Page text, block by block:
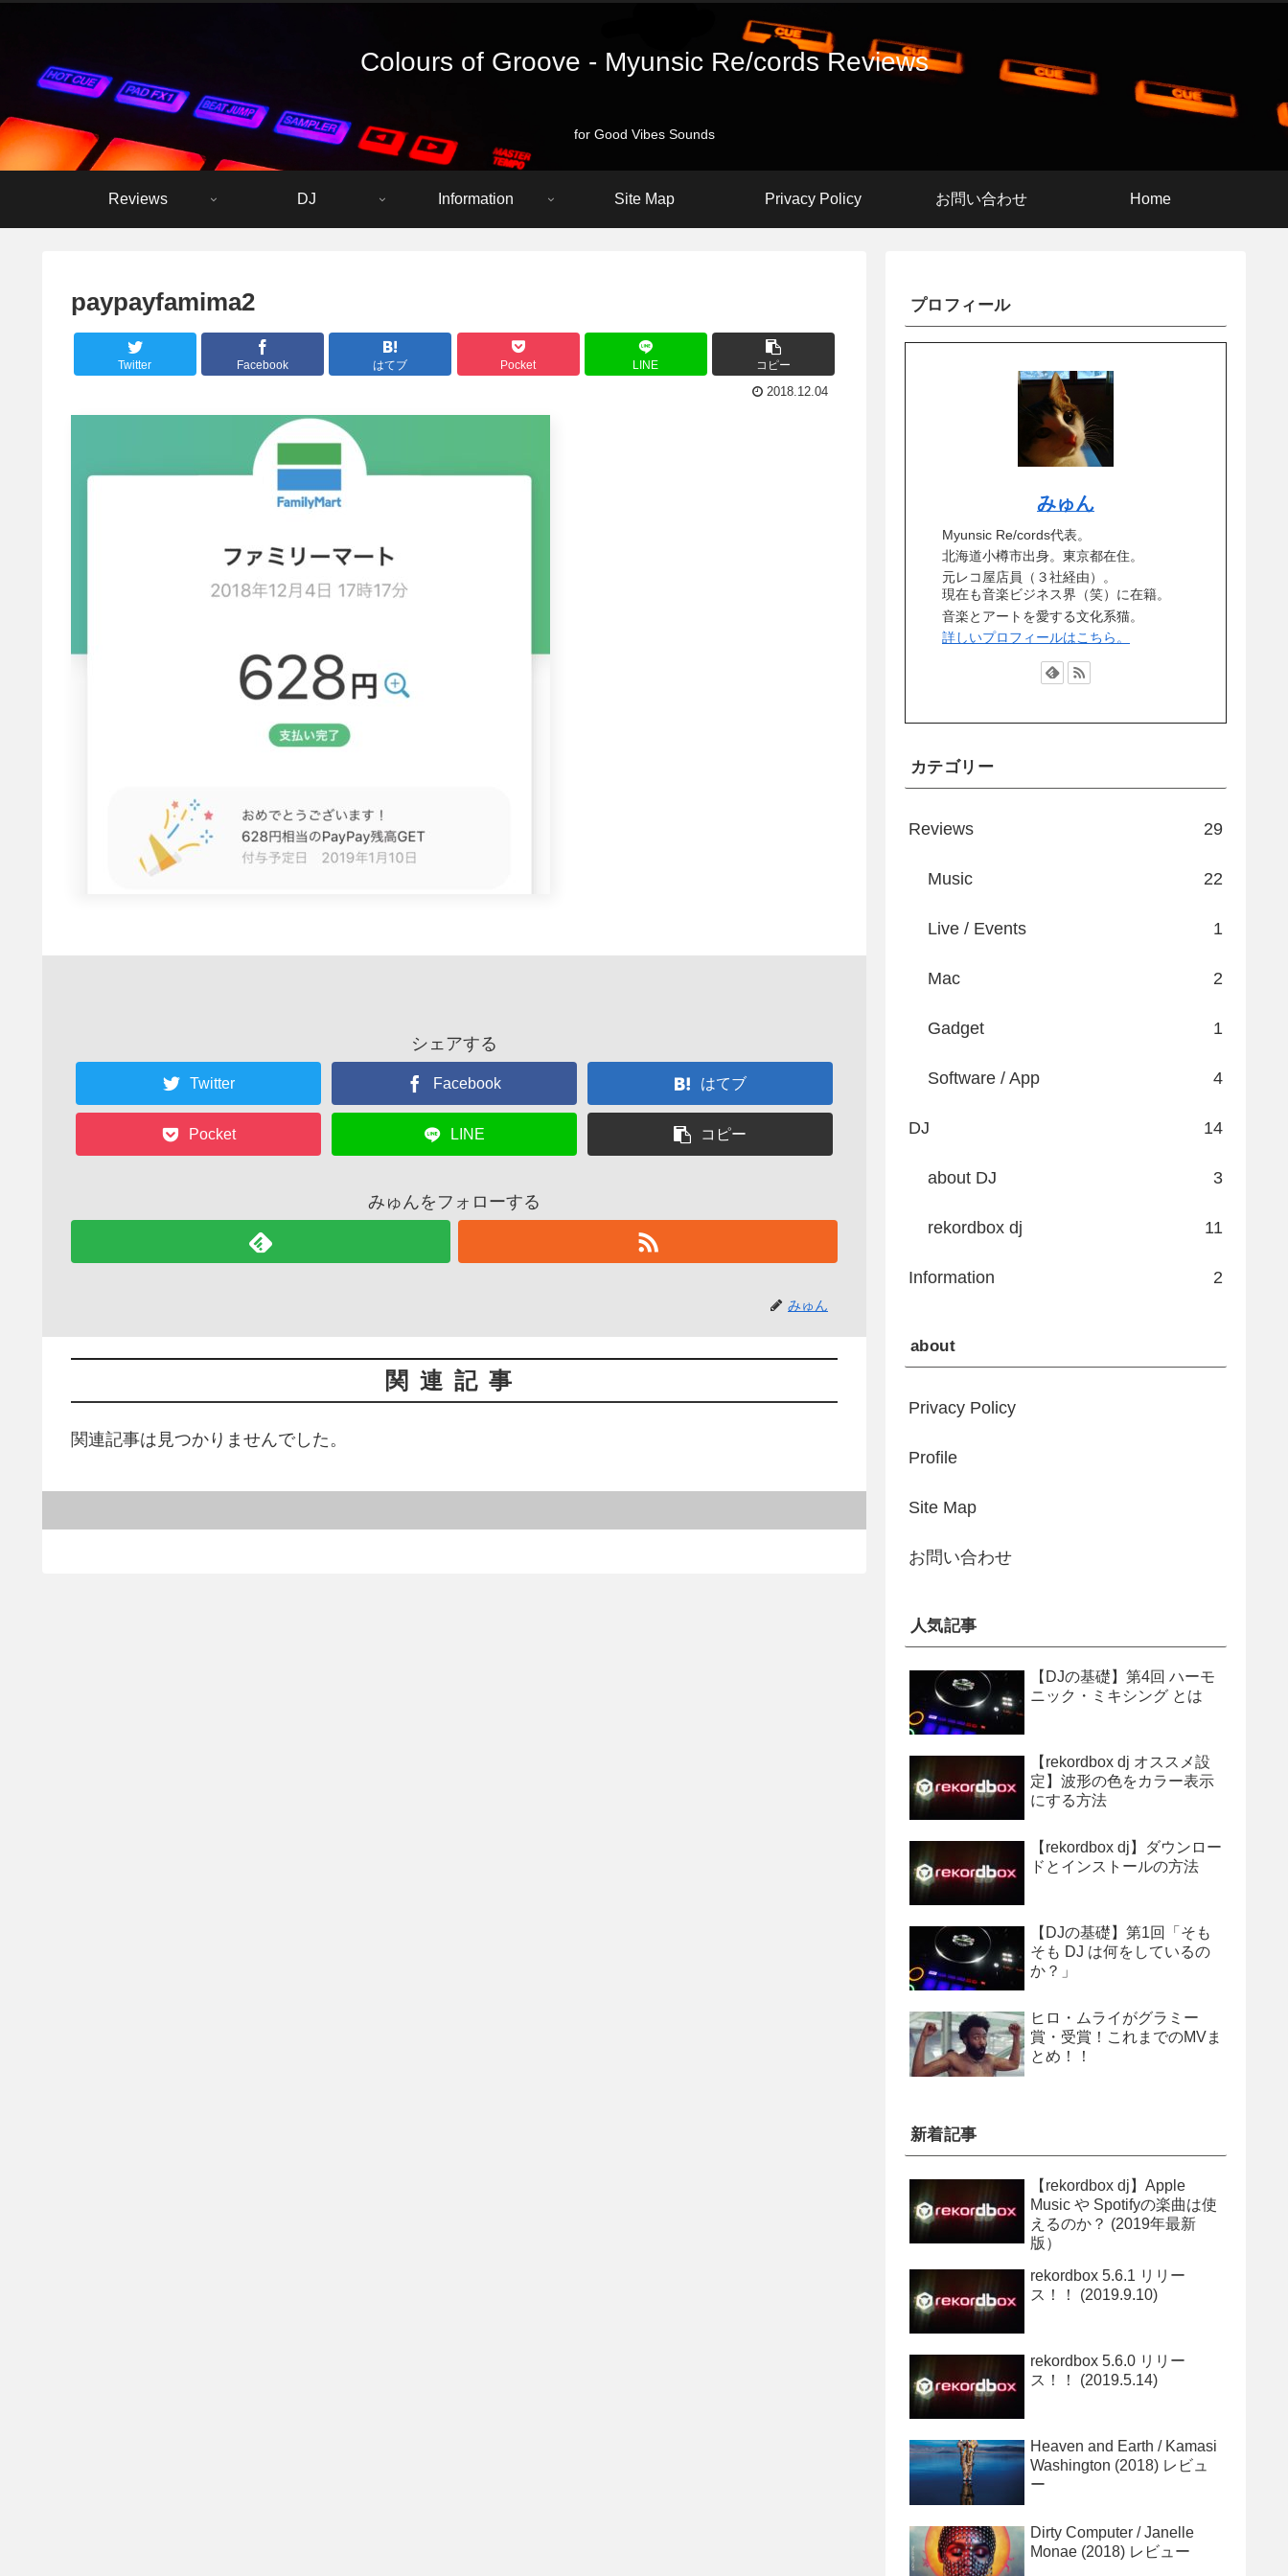
Colours of Groove - Myunsic Re/cords Reviews
for Good Vibes Sounds
Reviews DJ Information Site Map Privacy Policy お問い合わせ Home
paypayfamima2
Twitter Facebook はてブ Pocket LINE コピー
2018.12.04
シェアする
Twitter Facebook はてブ
Pocket LINE コピー
みゅんをフォローする
みゅん
関連記事
関連記事は見つかりませんでした。
プロフィール
みゅん
Myunsic Re/cords代表。
北海道小樽市出身。東京都在住。
元レコ屋店員（３社経由）。
現在も音楽ビジネス界（笑）に在籍。
音楽とアートを愛する文化系猫。
詳しいプロフィールはこちら。
カテゴリー
Reviews 29
Music 22
Live / Events 1
Mac 2
Gadget 1
Software / App 4
DJ 14
about DJ 3
rekordbox dj 11
Information 2
about
Privacy Policy
Profile
Site Map
お問い合わせ
人気記事
【DJの基礎】第4回 ハーモ
ニック・ミキシング とは
【rekordbox dj オススメ設
定】波形の色をカラー表示
にする方法
【rekordbox dj】ダウンロー
ドとインストールの方法
【DJの基礎】第1回「そも
そも DJ は何をしているの
か？」
ヒロ・ムライがグラミー
賞・受賞！これまでのMVま
とめ！！
新着記事
【rekordbox dj】Apple
Music や Spotifyの楽曲は使
えるのか？ (2019年最新
版）
rekordbox 5.6.1 リリー
ス！！ (2019.9.10)
rekordbox 5.6.0 リリー
ス！！ (2019.5.14)
Heaven and Earth / Kamasi
Washington (2018) レビュ
ー
Dirty Computer / Janelle
Monae (2018) レビュー